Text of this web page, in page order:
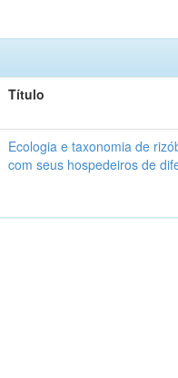
Título
Ecologia e taxonomia de
com seus hospedeiros de